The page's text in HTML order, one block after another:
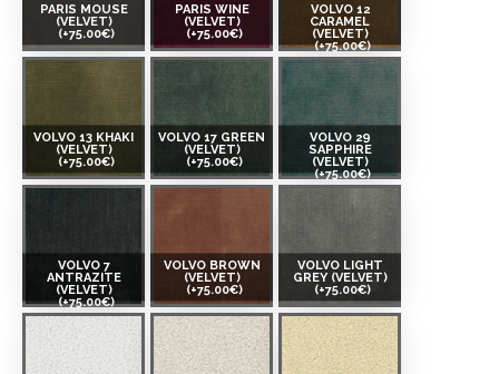
PARIS MOUSE
(VELVET)
(+75.00€)
PARIS WINE
(VELVET)
(+75.00€)
VOLVO 12
CARAMEL
(VELVET)
(+75.00€)
VOLVO 13 KHAKI
(VELVET)
(+75.00€)
VOLVO 17 GREEN
(VELVET)
(+75.00€)
VOLVO 29
SAPPHIRE
(VELVET)
(+75.00€)
VOLVO 7
ANTRAZITE
(VELVET)
(+75.00€)
VOLVO BROWN
(VELVET)
(+75.00€)
VOLVO LIGHT
GREY (VELVET)
(+75.00€)